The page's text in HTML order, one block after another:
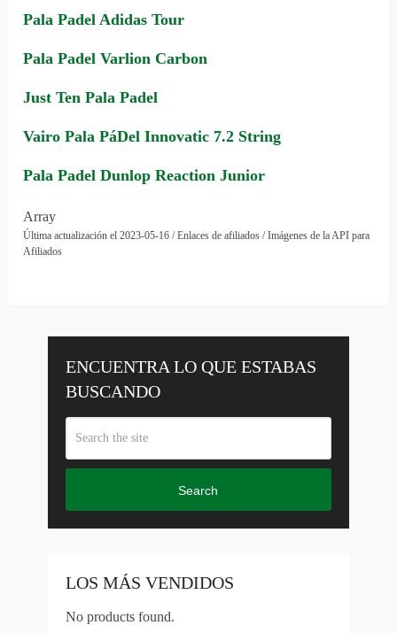
Pala Padel Adidas Tour
Pala Padel Varlion Carbon
Just Ten Pala Padel
Vairo Pala PáDel Innovatic 7.2 String
Pala Padel Dunlop Reaction Junior
Array
Última actualización el 2023-05-16 / Enlaces de afiliados / Imágenes de la API para
Afiliados
ENCUENTRA LO QUE ESTABAS
BUSCANDO
Search
LOS MÁS VENDIDOS
No products found.